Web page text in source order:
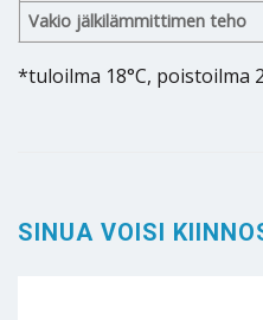
Vakio jälkilämmittimen teho
*tuloilma 18°C, poistoilma
SINUA VOISI